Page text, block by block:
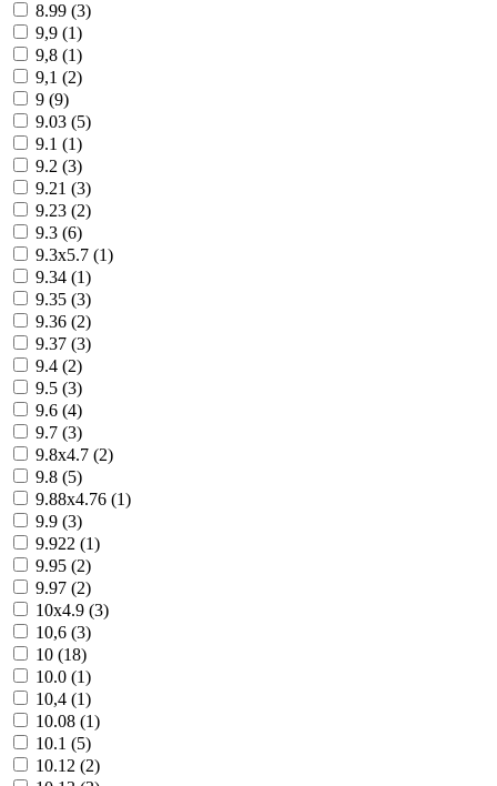
8.99 (3)
9,9 (1)
9,8 (1)
9,1 (2)
9 (9)
9.03 (5)
9.1 (1)
9.2 (3)
9.21 (3)
9.23 (2)
9.3 (6)
9.3х5.7 (1)
9.34 (1)
9.35 (3)
9.36 (2)
9.37 (3)
9.4 (2)
9.5 (3)
9.6 (4)
9.7 (3)
9.8х4.7 (2)
9.8 (5)
9.88х4.76 (1)
9.9 (3)
9.922 (1)
9.95 (2)
9.97 (2)
10x4.9 (3)
10,6 (3)
10 (18)
10.0 (1)
10,4 (1)
10.08 (1)
10.1 (5)
10.12 (2)